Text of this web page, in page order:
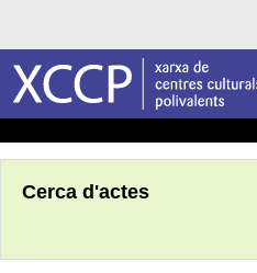
Cerca d'actes